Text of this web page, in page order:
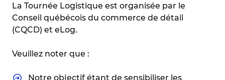
La Tournée Logistique est organisée par le
Conseil québécois du commerce de détail
(CQCD) et eLog.
Veuillez noter que :
Notre objectif étant de sensibiliser les